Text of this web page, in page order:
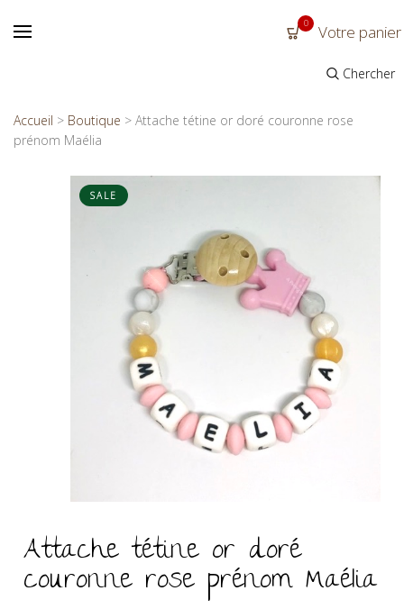
0 Votre panier
Chercher
Accueil > Boutique > Attache tétine or doré couronne rose
prénom Maélia
SALE
Attache tétine or doré
couronne rose prénom Maélia